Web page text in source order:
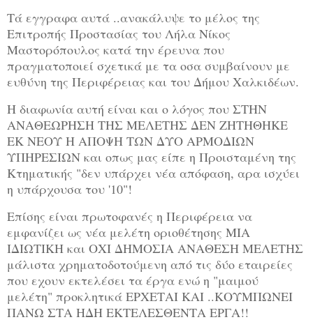
Τά εγγραφα αυτά ..ανακάλυψε το μέλος της
Επιτροπής Προστασίας του Λήλα Νίκος
Μαστορόπουλος κατά την έρευνα που
πραγματοποιεί σχετικά με τα οσα συμβαίνουν με
ευθύνη της Περιφέρειας και του Δήμου Χαλκιδέων.
Η διαφωνία αυτή είναι και ο λόγος που ΣΤΗΝ
ΑΝΑΘΕΩΡΗΣΗ ΤΗΣ ΜΕΛΕΤΗΣ ΔΕΝ ΖΗΤΗΘΗΚΕ
ΕΚ ΝΕΟΥ Η ΑΠΟΨΗ ΤΩΝ ΔΥΟ ΑΡΜΟΔΙΩΝ
ΥΠΗΡΕΣΙΩΝ και οπως μας είπε η Προισταμένη της
Κτηματικής "δεν υπάρχει νέα απόφαση, αρα ισχύει
η υπάρχουσα του '10"!
Επίσης είναι πρωτοφανές η Περιφέρεια να
εμφανίζει ως νέα μελέτη οριοθέτησης ΜΙΑ
ΙΔΙΩΤΙΚΗ και ΟΧΙ ΔΗΜΟΣΙΑ ΑΝΑΘΕΣΗ ΜΕΛΕΤΗΣ
μάλιστα χρηματοδοτούμενη από τις δύο εταιρείες
που εχουν εκτελέσει τα έργα ενώ η "μαιμού
μελέτη" προκλητικά ΕΡΧΕΤΑΙ ΚΑΙ ..ΚΟΥΜΠΩΝΕΙ
ΠΑΝΩ ΣΤΑ ΗΔΗ ΕΚΤΕΛΕΣΘΕΝΤΑ ΕΡΓΑ!!